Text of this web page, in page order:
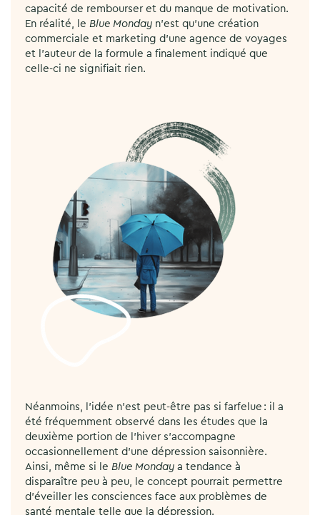
capacité de rembourser et du manque de motivation.
En réalité, le Blue Monday n’est qu’une création
commerciale et marketing d’une agence de voyages
et l’auteur de la formule a finalement indiqué que
celle-ci ne signifiait rien.
Néanmoins, l’idée n’est peut-être pas si farfelue : il a
été fréquemment observé dans les études que la
deuxième portion de l’hiver s’accompagne
occasionnellement d’une dépression saisonnière.
Ainsi, même si le Blue Monday a tendance à
disparaître peu à peu, le concept pourrait permettre
d’éveiller les consciences face aux problèmes de
santé mentale telle que la dépression.